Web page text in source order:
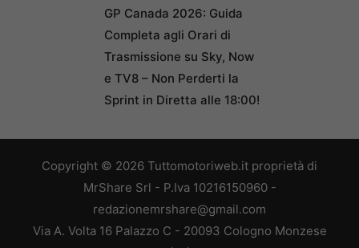
GP Canada 2026: Guida
Completa agli Orari di
Trasmissione su Sky, Now
e TV8 – Non Perderti la
Sprint in Diretta alle 18:00!
Copyright © 2026 Tuttomotoriweb.it proprietà di
MrShare Srl - P.Iva 10216150960 -
redazionemrshare@gmail.com
Via A. Volta 16 Palazzo C - 20093 Cologno Monzese